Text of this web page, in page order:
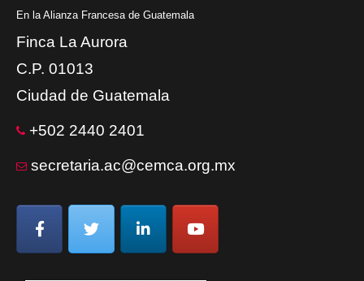
En la Alianza Francesa de Guatemala
Finca La Aurora
C.P. 01013
Ciudad de Guatemala
+502 2440 2401
secretaria.ac@cemca.org.mx